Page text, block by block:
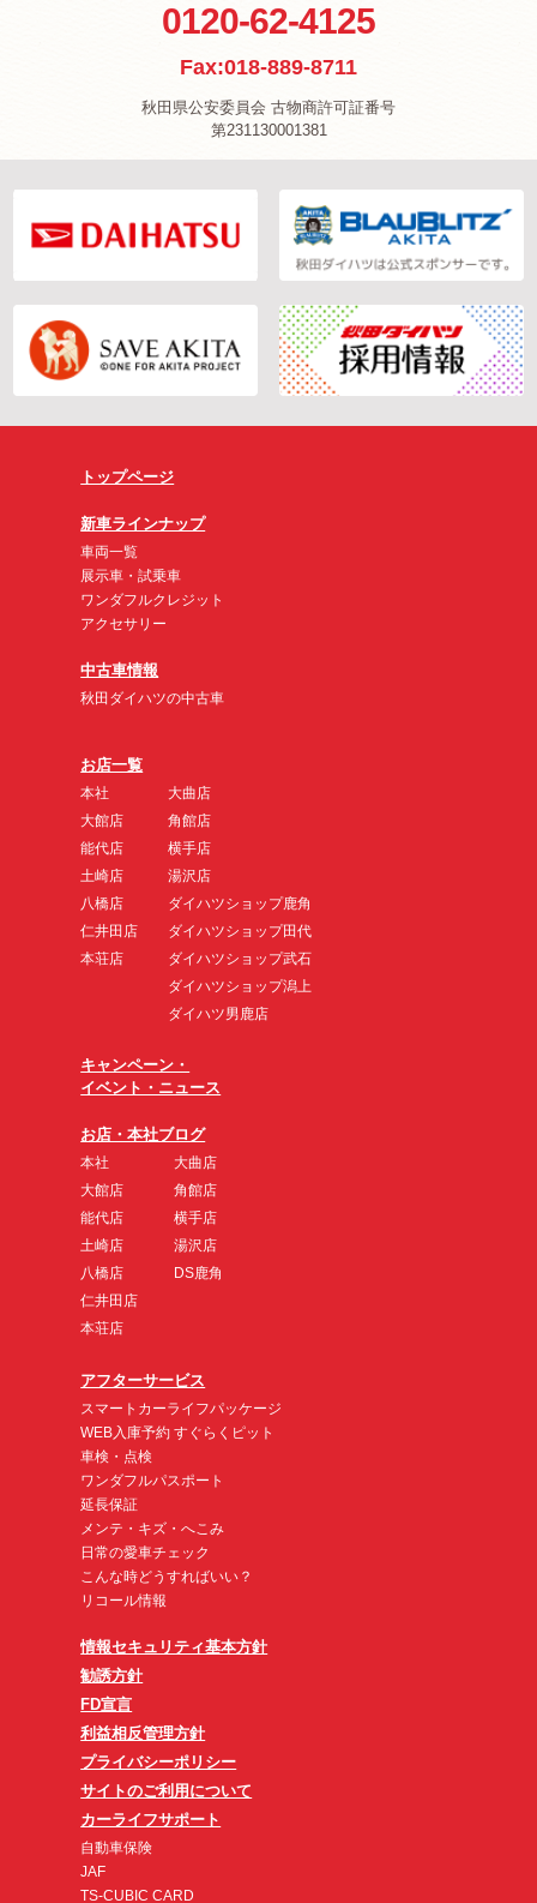
0120-62-4125
Fax:018-889-8711
秋田県公安委員会 古物商許可証番号
第231130001381
トップページ
新車ラインナップ
車両一覧
展示車・試乗車
ワンダフルクレジット
アクセサリー
中古車情報
秋田ダイハツの中古車
お店一覧
本社
大館店
能代店
土崎店
八橋店
仁井田店
本荘店
大曲店
角館店
横手店
湯沢店
ダイハツショップ鹿角
ダイハツショップ田代
ダイハツショップ武石
ダイハツショップ潟上
ダイハツ男鹿店
キャンペーン・
イベント・ニュース
お店・本社ブログ
本社
大館店
能代店
土崎店
八橋店
仁井田店
本荘店
大曲店
角館店
横手店
湯沢店
DS鹿角
アフターサービス
スマートカーライフパッケージ
WEB入庫予約 すぐらくピット
車検・点検
ワンダフルパスポート
延長保証
メンテ・キズ・へこみ
日常の愛車チェック
こんな時どうすればいい？
リコール情報
情報セキュリティ基本方針
勧誘方針
FD宣言
利益相反管理方針
プライバシーポリシー
サイトのご利用について
カーライフサポート
自動車保険
JAF
TS-CUBIC CARD